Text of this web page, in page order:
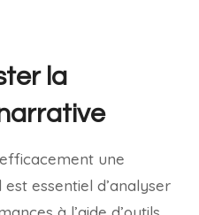
la
une
essentiel d’analyser